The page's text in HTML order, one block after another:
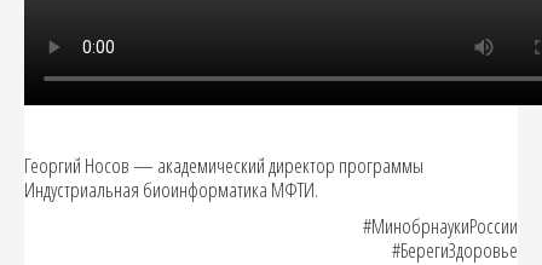
Георгий Носов — академический директор программы
Индустриальная биоинформатика МФТИ.
#МинобрнаукиРоссии
#БерегиЗдоровье